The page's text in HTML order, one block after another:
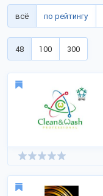
всё по рейтингу
48 100 300